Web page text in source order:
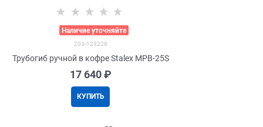
Наличие уточняйте
203-123226
Трубогиб ручной в кофре Stalex MPB-25S
17 640 ₽
КУПИТЬ